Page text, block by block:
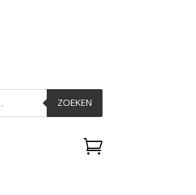
ZOEKEN
